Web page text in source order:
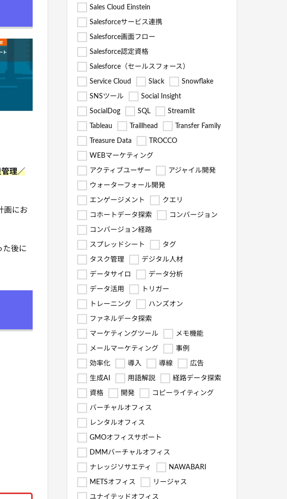
理／
画にお
た後に
Sales Cloud Einstein
Salesforceサービス連携
Salesforce画面フロー
Salesforce認定資格
Salesforce（セールスフォース）
Service Cloud Slack Snowflake
SNSツール Social Insight
SocialDog SQL Streamlit
Tableau Traillhead Transfer Family
Treasure Data TROCCO
WEBマーケティング
アクティブユーザー アジャイル開発
ウォーターフォール開発
エンゲージメント クエリ
コホートデータ探索 コンバージョン
コンバージョン経路
スプレッドシート タグ
タスク管理 デジタル人材
データサイロ データ分析
データ活用 トリガー
トレーニング ハンズオン
ファネルデータ探索
マーケティングツール メモ機能
メールマーケティング 事例
効率化 導入 導線 広告
生成AI 用語解説 経路データ探索
資格 開発 コピーライティング
バーチャルオフィス
レンタルオフィス
GMOオフィスサポート
DMMバーチャルオフィス
ナレッジソサエティ NAWABARI
METSオフィス リージャス
ユナイテッドオフィス